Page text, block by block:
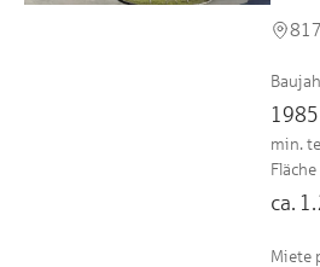
1985
min.
Fläche
ca.
Miete